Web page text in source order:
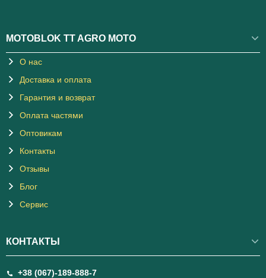
MOTOBLOK TT AGRO MOTO
О нас
Доставка и оплата
Гарантия и возврат
Оплата частями
Оптовикам
Контакты
Отзывы
Блог
Сервис
КОНТАКТЫ
+38 (067)-189-888-7